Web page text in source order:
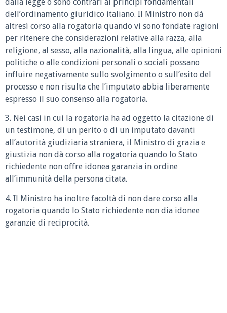
dell’ordinamento giuridico italiano. Il Ministro non dà
altresì corso alla rogatoria quando vi sono fondate ragioni
per ritenere che considerazioni relative alla razza, alla
religione, al sesso, alla nazionalità, alla lingua, alle opinioni
politiche o alle condizioni personali o sociali possano
influire negativamente sullo svolgimento o sull’esito del
processo e non risulta che l’imputato abbia liberamente
espresso il suo consenso alla rogatoria.
3. Nei casi in cui la rogatoria ha ad oggetto la citazione di
un testimone, di un perito o di un imputato davanti
all’autorità giudiziaria straniera, il Ministro di grazia e
giustizia non dà corso alla rogatoria quando lo Stato
richiedente non offre idonea garanzia in ordine
all’immunità della persona citata.
4. Il Ministro ha inoltre facoltà di non dare corso alla
rogatoria quando lo Stato richiedente non dia idonee
garanzie di reciprocità.